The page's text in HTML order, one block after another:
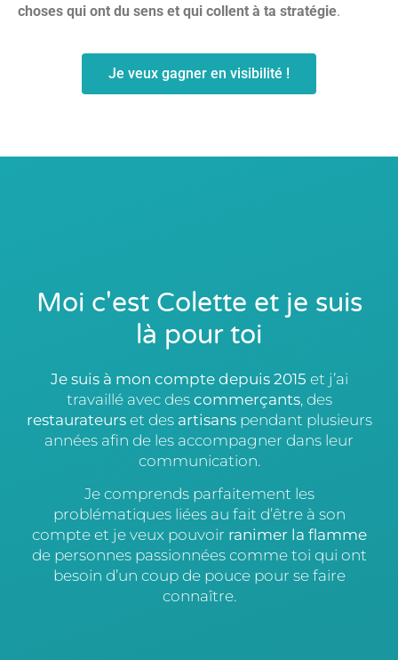
choses qui ont du sens et qui collent à ta stratégie.
Je veux gagner en visibilité !
Moi c'est Colette et je suis
là pour toi
Je suis à mon compte depuis 2015 et j’ai
travaillé avec des commerçants, des
restaurateurset des artisanspendant plusieurs
années afin de les accompagner dans leur
communication.
Je comprends parfaitement les
problématiques liées au fait d’être à son
compte et je veux pouvoir ranimer la flamme
de personnes passionnées comme toi qui ont
besoin d’un coup de pouce pour se faire
connaître.